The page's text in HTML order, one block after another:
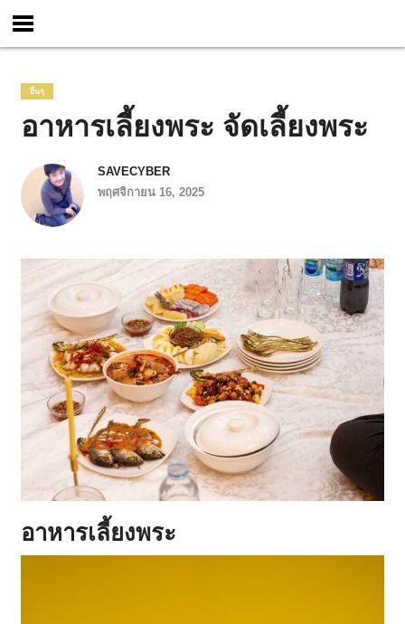
อื่นๆ
อาหารเลี้ยงพระ จัดเลี้ยงพระ
SAVECYBER
พฤศจิกายน 16, 2025
อาหารเลี้ยงพระ